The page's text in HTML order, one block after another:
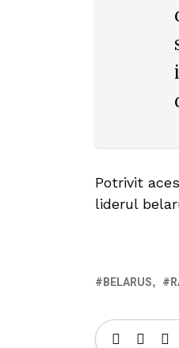
Potrivit
liderul
BELARUS